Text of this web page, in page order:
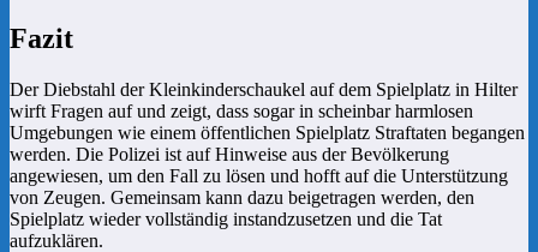
Fazit
Der Diebstahl der Kleinkinderschaukel auf dem Spielplatz in Hilter
wirft Fragen auf und zeigt, dass sogar in scheinbar harmlosen
Umgebungen wie einem öffentlichen Spielplatz Straftaten begangen
werden. Die Polizei ist auf Hinweise aus der Bevölkerung
angewiesen, um den Fall zu lösen und hofft auf die Unterstützung
von Zeugen. Gemeinsam kann dazu beigetragen werden, den
Spielplatz wieder vollständig instandzusetzen und die Tat
aufzuklären.